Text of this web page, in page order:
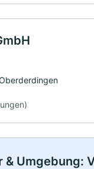
& Umgebung: